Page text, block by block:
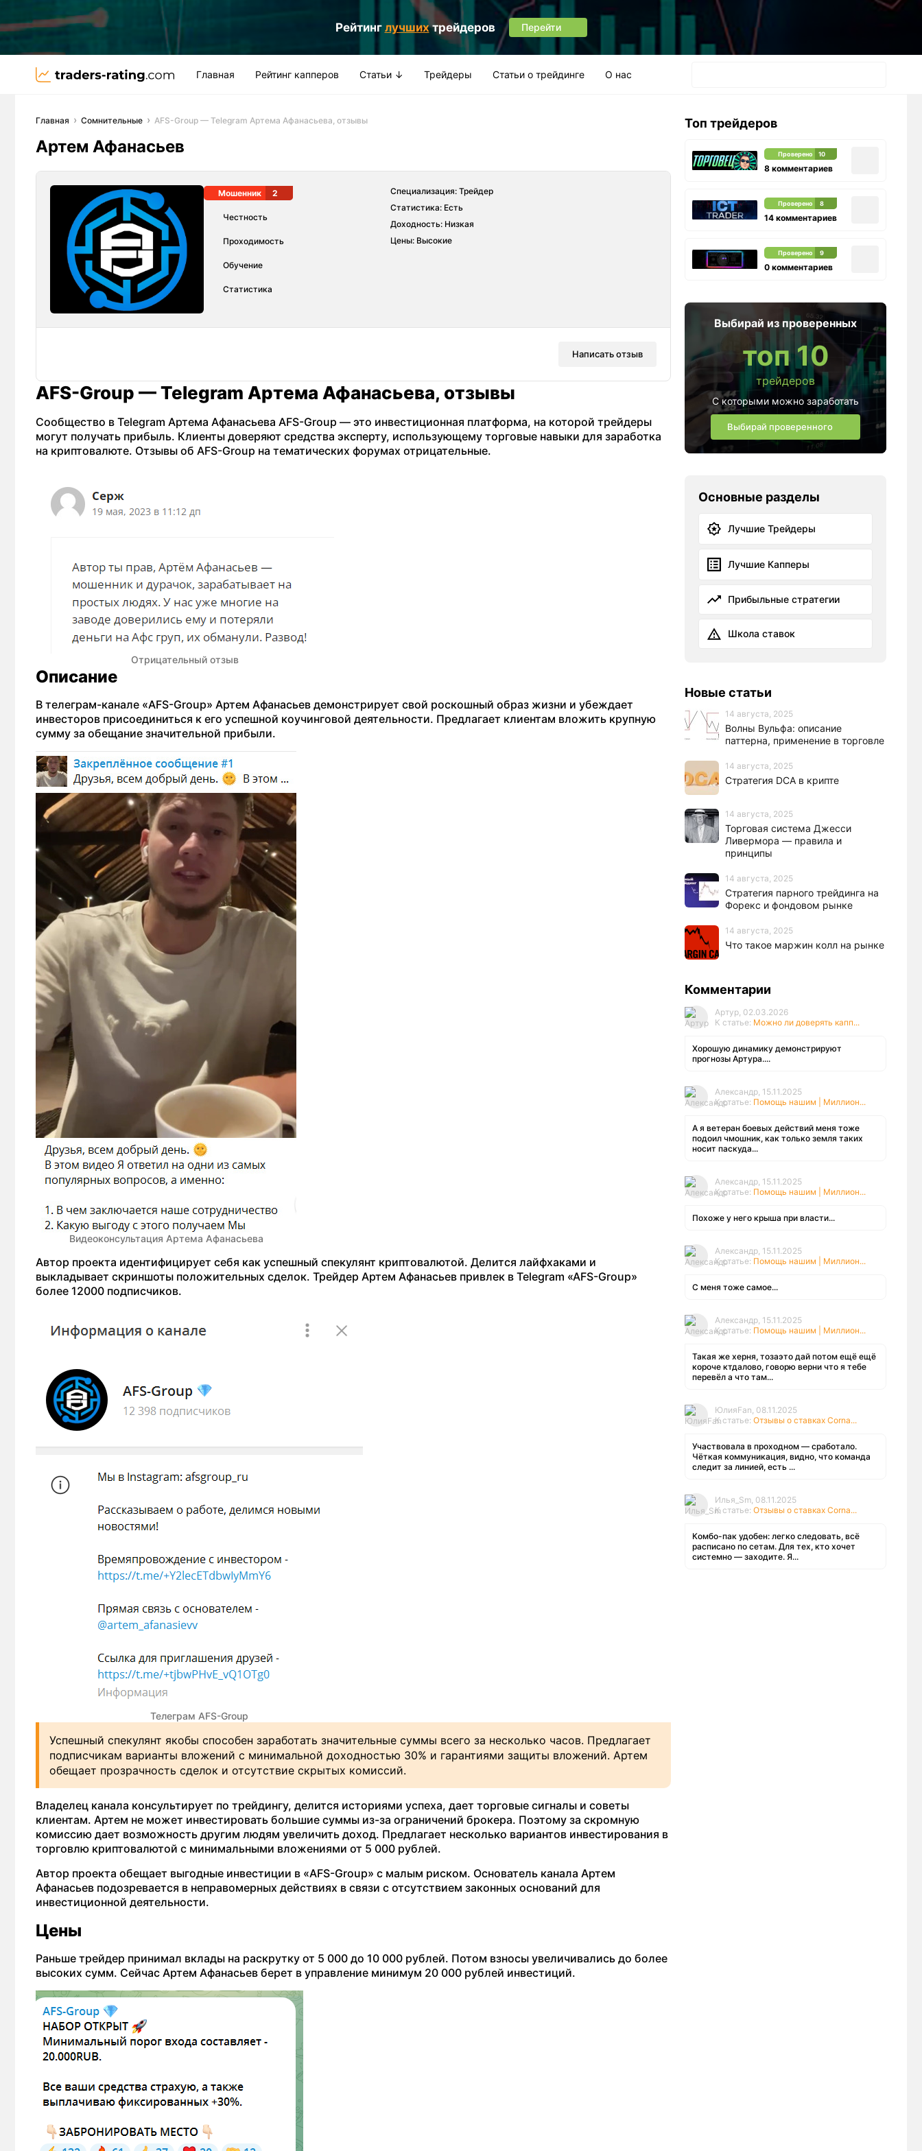
Рейтинг лучшихтрейдеров Перейти
Главная Рейтинг капперов Статьи ↓ Трейдеры Статьи о трейдинге О нас
Главная Сомнительные AFS-Group — Telegram Артема Афанасьева, отзывы
Артем Афанасьев
Мошенник 2
Честность
Проходимость
Обучение
Статистика
Специализация: Трейдер
Статистика: Есть
Доходность: Низкая
Цены: Высокие
Написать отзыв
AFS-Group — Telegram Артема Афанасьева, отзывы
Сообщество в Telegram Артема Афанасьева AFS-Group — это инвестиционная платформа, на которой трейдеры
могут получать прибыль. Клиенты доверяют средства эксперту, использующему торговые навыки для заработка
на криптовалюте. Отзывы об AFS-Group на тематических форумах отрицательные.
Отрицательный отзыв
Описание
В телеграм-канале «AFS-Group» Артем Афанасьев демонстрирует свой роскошный образ жизни и убеждает
инвесторов присоединиться к его успешной коучинговой деятельности. Предлагает клиентам вложить крупную
сумму за обещание значительной прибыли.
Видеоконсультация Артема Афанасьева
Автор проекта идентифицирует себя как успешный спекулянт криптовалютой. Делится лайфхаками и
выкладывает скриншоты положительных сделок. Трейдер Артем Афанасьев привлек в Telegram «AFS-Group»
более 12000 подписчиков.
Телеграм AFS-Group
Успешный спекулянт якобы способен заработать значительные суммы всего за несколько часов. Предлагает
подписчикам варианты вложений с минимальной доходностью 30% и гарантиями защиты вложений. Артем
обещает прозрачность сделок и отсутствие скрытых комиссий.
Владелец канала консультирует по трейдингу, делится историями успеха, дает торговые сигналы и советы
клиентам. Артем не может инвестировать большие суммы из-за ограничений брокера. Поэтому за скромную
комиссию дает возможность другим людям увеличить доход. Предлагает несколько вариантов инвестирования в
торговлю криптовалютой с минимальными вложениями от 5 000 рублей.
Автор проекта обещает выгодные инвестиции в «AFS-Group» с малым риском. Основатель канала Артем
Афанасьев подозревается в неправомерных действиях в связи с отсутствием законных оснований для
инвестиционной деятельности.
Цены
Раньше трейдер принимал вклады на раскрутку от 5 000 до 10 000 рублей. Потом взносы увеличивались до более
высоких сумм. Сейчас Артем Афанасьев берет в управление минимум 20 000 рублей инвестиций.
Топ трейдеров
Проверено 10
8 комментариев
Проверено 8
14 комментариев
Проверено 9
0 комментариев
Выбирай из проверенных
топ 10
трейдеров
С которыми можно заработать
Выбирай проверенного
Основные разделы
Лучшие Трейдеры
Лучшие Капперы
Прибыльные стратегии
Школа ставок
Новые статьи
14 августа, 2025
Волны Вульфа: описание
паттерна, применение в торговле
14 августа, 2025
Стратегия DCA в крипте
14 августа, 2025
Торговая система Джесси
Ливермора — правила и
принципы
14 августа, 2025
Стратегия парного трейдинга на
Форекс и фондовом рынке
14 августа, 2025
Что такое маржин колл на рынке
Комментарии
Артур, 02.03.2026
К статье: Можно ли доверять капп...
Хорошую динамику демонстрируют
прогнозы Артура....
Александр, 15.11.2025
К статье: Помощь нашим | Миллион...
А я ветеран боевых действий меня тоже
подоил чмошник, как только земля таких
носит паскуда...
Александр, 15.11.2025
К статье: Помощь нашим | Миллион...
Похоже у него крыша при власти...
Александр, 15.11.2025
К статье: Помощь нашим | Миллион...
С меня тоже самое...
Александр, 15.11.2025
К статье: Помощь нашим | Миллион...
Такая же херня, тозаэто дай потом ещё ещё
короче ктдалово, говорю верни что я тебе
перевёл а что там...
ЮлияFan, 08.11.2025
К статье: Отзывы о ставках Corna...
Участвовала в проходном — сработало.
Чёткая коммуникация, видно, что команда
следит за линией, есть ...
Илья_Sm, 08.11.2025
К статье: Отзывы о ставках Corna...
Комбо-пак удобен: легко следовать, всё
расписано по сетам. Для тех, кто хочет
системно — заходите. Я...